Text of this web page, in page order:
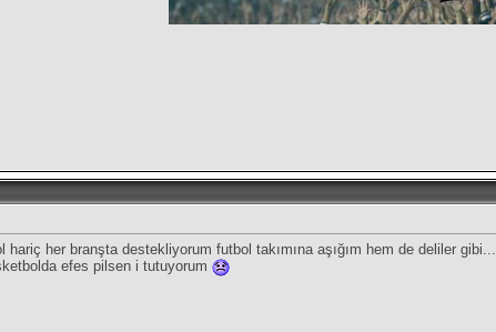
hariç her branşta destekliyorum futbol takımına aşığım hem de deliler gibi...
efes pilsen i tutuyorum